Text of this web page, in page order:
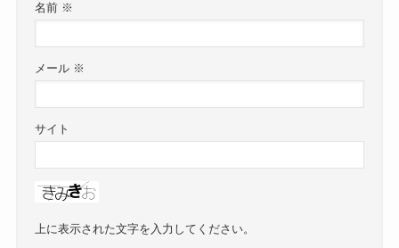
名前 ※
メール ※
サイト
上に表示された文字を入力してください。